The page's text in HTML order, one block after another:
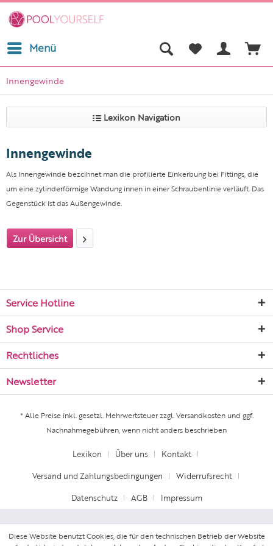
Menü
Innengewinde
Lexikon Navigation
Innengewinde
Als Innengewinde bezcihnet man die profilierte Einkerbung bei Fittings, die
um eine zylinderförmige Wandung innen in einer Schraubenlinie verläuft. Das
Gegenstück ist das Außengewinde.
Zur Übersicht
Service Hotline
Shop Service
Rechtliches
Newsletter
* Alle Preise inkl. gesetzl. Mehrwertsteuer zzgl.Versandkostenund ggf.
Nachnahmegebühren, wenn nicht anders beschrieben
Lexikon Über uns Kontakt
Versand und Zahlungsbedingungen Widerrufsrecht
Datenschutz AGB Impressum
Diese Website benutzt Cookies, die für den technischen Betrieb der Website